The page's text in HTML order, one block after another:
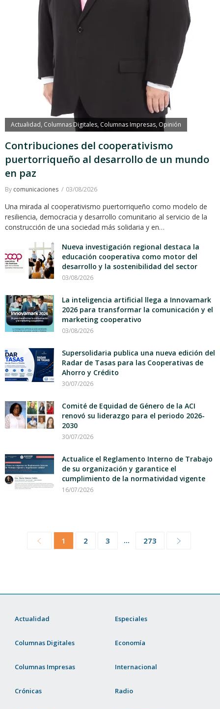
Actualidad Columnas Digitales, Columnas Impresas, Opinión
Contribuciones del cooperativismo
puertorriqueño al desarrollo de un mundo
en paz
By comunicaciones 03/08/2026
Una mirada al cooperativismo puertorriqueño como modelo de
resiliencia, democracia y desarrollo comunitario al servicio de la
construcción de una sociedad más solidaria y en…
Nueva investigación regional destaca la
educación cooperativa como motor del
desarrollo y la sostenibilidad del sector
03/08/2026
La inteligencia artificial llega a Innovamark
2026 para transformar la comunicación y el
marketing cooperativo
03/08/2026
Supersolidaria publica una nueva edición del
Radar de Tasas para las Cooperativas de
Ahorro y Crédito
30/07/2026
Comité de Equidad de Género de la ACI
renovó su liderazgo para el periodo 2026-
2030
30/07/2026
Actualice el Reglamento Interno de Trabajo
de su organización y garantice el
cumplimiento de la normatividad vigente
16/07/2026
1 2 3 ... 273
Actualidad
Columnas Digitales
Columnas Impresas
Crónicas
Especiales
Economía
Internacional
Radio